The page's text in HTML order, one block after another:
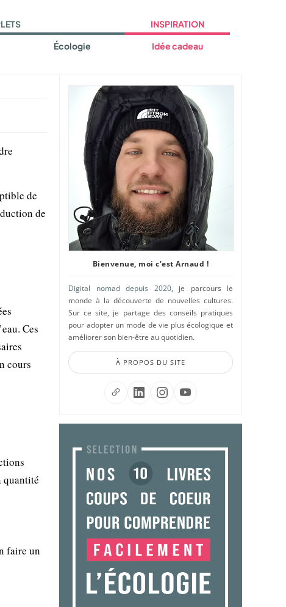
Écologie
INSPIRATION
Idée cadeau
de
de
Ces
cours
quantité
faire un
Bienvenue, moi c'est Arnaud !
Digital nomad depuis 2020, je parcours le
monde à la découverte de nouvelles cultures.
Sur ce site, je partage des conseils pratiques
pour adopter un mode de vie plus écologique et
améliorer son bien-être au quotidien.
À PROPOS DU SITE